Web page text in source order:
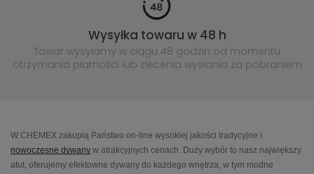
Wysyłka towaru w 48 h
Towar wysyłamy w ciągu 48 godzin od momentu
otrzymania płatności lub zlecenia wysłania za pobraniem
W CHEMEX zakupią Państwo on-line wysokiej jakości tradycyjne i
nowoczesne dywany w atrakcyjnych cenach. Duży wybór to nasz największy
atut, oferujemy efektowne dywany do każdego wnętrza, w tym modne